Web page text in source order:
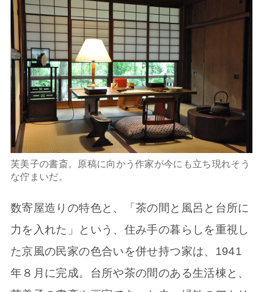
芙美子の書斎。原稿に向かう作家が今にも立ち現れそう
な佇まいだ。
数寄屋造りの特色と、「茶の間と風呂と台所に
力を入れた」という、住み手の暮らしを重視し
た京風の民家の色合いを併せ持つ家は、1941
年８月に完成。台所や茶の間のある生活棟と、